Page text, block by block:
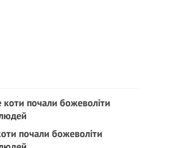
почали божеволіти